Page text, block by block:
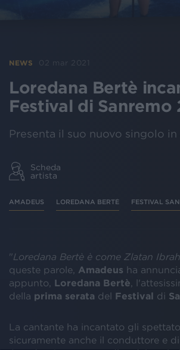
NEWS 02 mar 2021
Loredana Bertè
Festival di Sanremo
Presenta il suo nuovo singolo
Scheda
artista
AMADEUS LOREDANA BERTÈ FESTIVAL
"Loredana Bertè è come Zlatan
queste parole, Amadeus ha
appunto, Loredana Bertè
della prima serata del Festival di
La cantante ha incantato gli
sicuramente anche il conduttore e